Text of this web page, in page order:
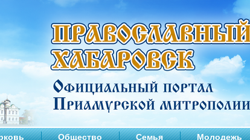
Общество Семья Молодежь